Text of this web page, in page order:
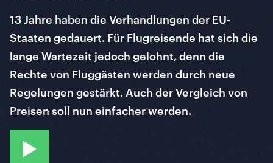
13 Jahre haben die Verhandlungen der EU-
Staaten gedauert. Für Flugreisende hat sich die
lange Wartezeit jedoch gelohnt, denn die
Rechte von Fluggästen werden durch neue
Regelungen gestärkt. Auch der Vergleich von
Preisen soll nun einfacher werden.